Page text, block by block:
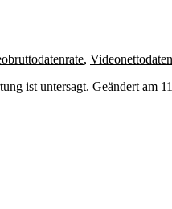
,
ist untersagt. Geändert am